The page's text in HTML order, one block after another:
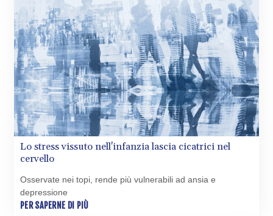
PHP 70.183258
PKR 320.014324
PLN 4.299905
PYG
6853.914834
QAR 4.213648
RON 5.244583
RSD 117.338542
RUB 94.679224
RWF
SCR 16.705092
Lo stress vissuto nell'infanzia lascia cicatrici nel
cervello
Osservate nei topi, rende più vulnerabili ad ansia e
depressione
PER SAPERNE DI PIÙ